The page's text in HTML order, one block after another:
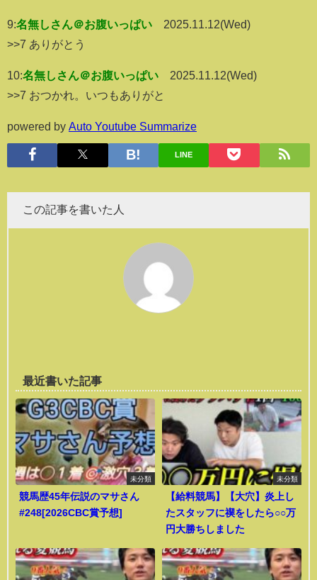
9:名無しさん＠お腹いっぱい
2025.11.12(Wed)
>>7 ありがとう
10:名無しさん＠お腹いっぱい
2025.11.12(Wed)
>>7 おつかれ。いつもありがと
powered by Auto Youtube Summarize
LINE
この記事を書いた人
最近書いた記事
未分類
競馬歴45年伝説のマサさん
#248[2026CBC賞予想]
未分類
【給料競馬】【大穴】炎上し
たスタッフに禊をしたら○○万
円大勝ちしました